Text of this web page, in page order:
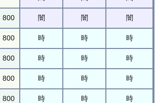
800 闇 闇 闇
800 時 時 時
800 時 時 時
800 時 時 時
800 時 時 時